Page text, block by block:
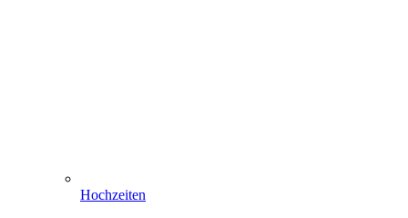
Hochzeiten